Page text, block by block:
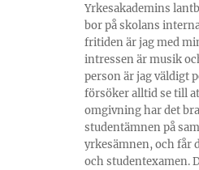
Yrkesakademins
bor på skolans
fritiden är jag med
intressen är musik
person är jag väldigt
försöker alltid se till
omgivning har det
studentämnen på
yrkesämnen, och får
och studentexamen.